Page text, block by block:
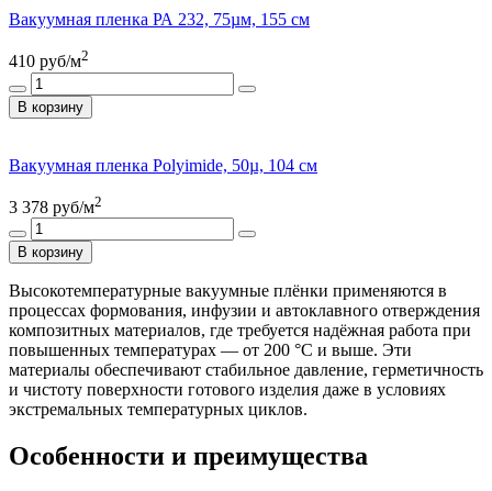
Вакуумная пленка РА 232, 75µм, 155 см
410 руб/м2
В корзину
Вакуумная пленка Polyimide, 50µ, 104 см
3 378 руб/м2
В корзину
Высокотемпературные вакуумные плёнки применяются в
процессах формования, инфузии и автоклавного отверждения
композитных материалов, где требуется надёжная работа при
повышенных температурах — от 200 °C и выше. Эти
материалы обеспечивают стабильное давление, герметичность
и чистоту поверхности готового изделия даже в условиях
экстремальных температурных циклов.
Особенности и преимущества